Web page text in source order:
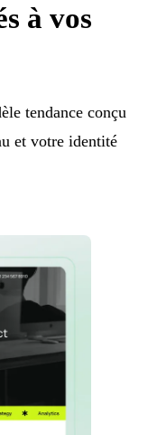
à vos
tendance conçu
et votre identité